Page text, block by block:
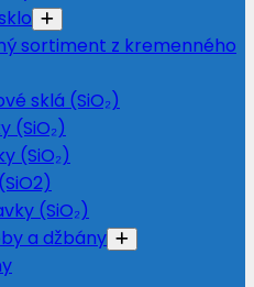
sortiment z kremenného
sklá (SiO₂)
(SiO₂)
(SiO₂)
(SiO₂)
a džbány